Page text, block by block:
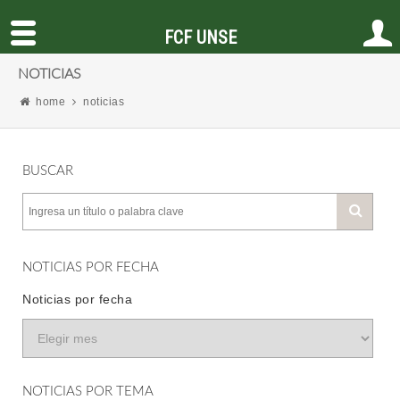
NOTICIAS
home noticias
BUSCAR
NOTICIAS POR FECHA
Noticias por fecha
NOTICIAS POR TEMA
FCF UNSE